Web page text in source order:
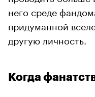
него среде
придуманной
другую личность.
Когда